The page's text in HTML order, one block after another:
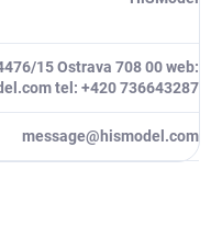
15 Ostrava 708 00 web:
tel: +420 736643287
message@hismodel.com